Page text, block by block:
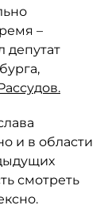
–
депутат
и в области
смотреть